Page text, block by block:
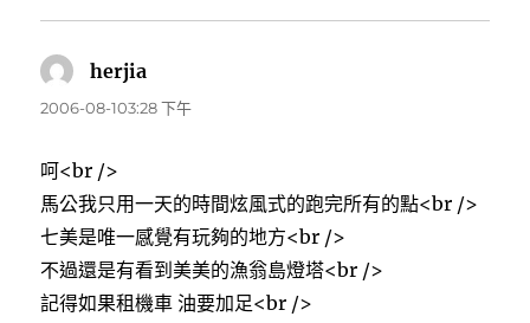
herjia
示:
2006-08-103:28 下午
呵<br />
馬公我只用一天的時間炫風式的跑完所有的點<br />
七美是唯一感覺有玩夠的地方<br />
不過還是有看到美美的漁翁島燈塔<br />
記得如果租機車 油要加足<br />